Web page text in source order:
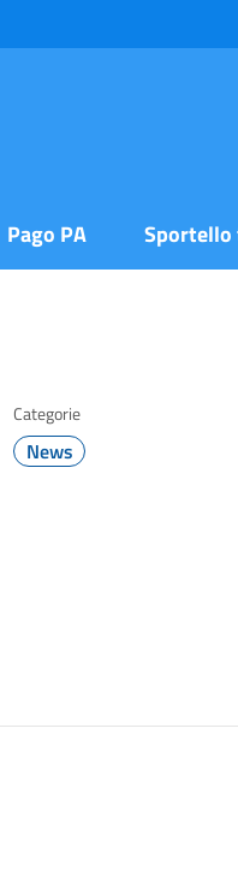
Pago PA
Categorie
News